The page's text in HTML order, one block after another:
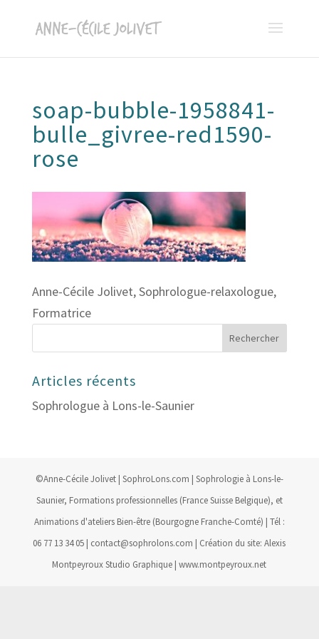
soap-bubble-1958841-
bulle_givree-red1590-
rose
Anne-Cécile Jolivet, Sophrologue-relaxologue,
Formatrice
Articles récents
Sophrologue à Lons-le-Saunier
©Anne-Cécile Jolivet | SophroLons.com | Sophrologie à Lons-le-
Saunier, Formations professionnelles (France Suisse Belgique), et
Animations d'ateliers Bien-être (Bourgogne Franche-Comté) | Tél :
06 77 13 34 05 | contact@sophrolons.com | Création du site: Alexis
Montpeyroux Studio Graphique | www.montpeyroux.net